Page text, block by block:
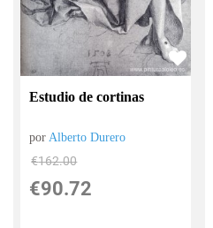
Estudio de cortinas
por Alberto Durero
€162.00
€90.72